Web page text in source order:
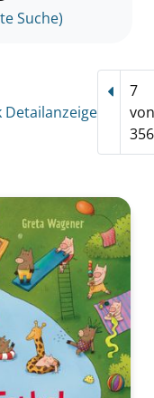
Suche)
Detailanzeige
7
von
356